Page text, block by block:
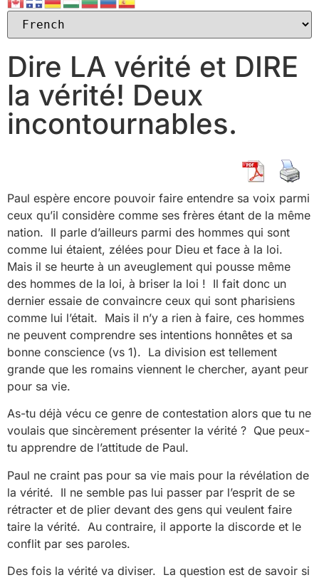
Dire LA vérité et DIRE
la vérité! Deux
incontournables.
Paul espère encore pouvoir faire entendre sa voix parmi
ceux qu’il considère comme ses frères étant de la même
nation. Il parle d’ailleurs parmi des hommes qui sont
comme lui étaient, zélées pour Dieu et face à la loi.
Mais il se heurte à un aveuglement qui pousse même
des hommes de la loi, à briser la loi ! Il fait donc un
dernier essaie de convaincre ceux qui sont pharisiens
comme lui l’était. Mais il n’y a rien à faire, ces hommes
ne peuvent comprendre ses intentions honnêtes et sa
bonne conscience (vs 1). La division est tellement
grande que les romains viennent le chercher, ayant peur
pour sa vie.
As-tu déjà vécu ce genre de contestation alors que tu ne
voulais que sincèrement présenter la vérité ? Que peux-
tu apprendre de l’attitude de Paul.
Paul ne craint pas pour sa vie mais pour la révélation de
la vérité. Il ne semble pas lui passer par l’esprit de se
rétracter et de plier devant des gens qui veulent faire
taire la vérité. Au contraire, il apporte la discorde et le
conflit par ses paroles.
Des fois la vérité va diviser. La question est de savoir si